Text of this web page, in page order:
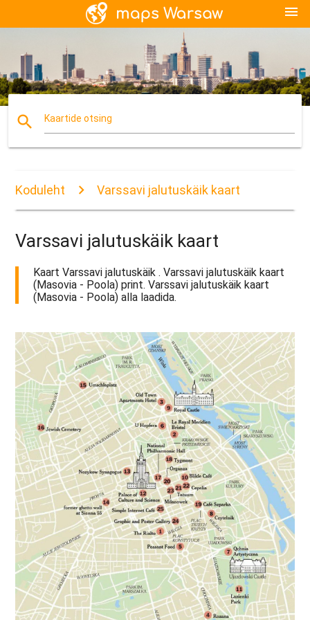
menu
search Kaartide otsing
Koduleht Varssavi jalutuskäik kaart
Varssavi jalutuskäik kaart
Kaart Varssavi jalutuskäik . Varssavi jalutuskäik kaart
(Masovia - Poola) print. Varssavi jalutuskäik kaart
(Masovia - Poola) alla laadida.